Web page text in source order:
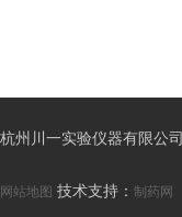
杭州川一实验仪器有限公司
网站地图 技术支持： 制药网